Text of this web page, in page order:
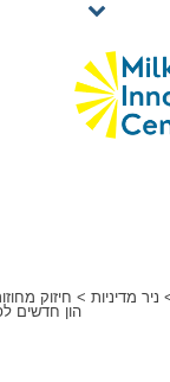
ניר מדיניות > חיזוק
הון חדשים